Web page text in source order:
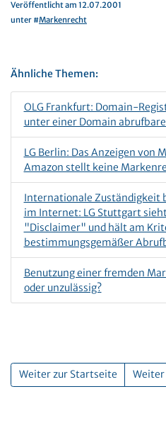
Veröffentlicht am 12.07.2001
unter #Markenrecht
Ähnliche Themen:
OLG Frankfurt: Domain-
unter einer Domain
LG Berlin: Das Anzeigen von
Amazon stellt keine
Internationale Zuständigkeit
im Internet: LG Stuttgart
"Disclaimer" und hält am
bestimmungsgemäßer
Benutzung einer fremden
oder unzulässig?
Weiter zur Startseite